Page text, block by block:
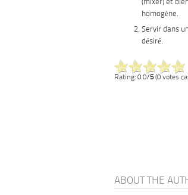
(mixer) et
homogène.
Servir dans
désiré.
Rating: 0.0/5(0 votes
ABOUT THE